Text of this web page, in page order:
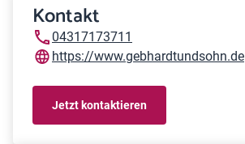
Kontakt
04317173711
https://www.gebhardtundsohn.de
Jetzt kontaktieren